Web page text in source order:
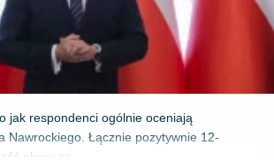
jak respondenci ogólnie oceniają
Nawrockiego. Łącznie pozytywnie 12-
głowy pa...